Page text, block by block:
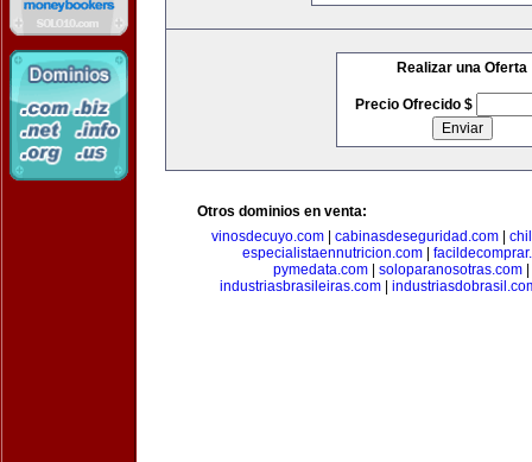
Realizar una Oferta
Precio Ofrecido $
Otros dominios en venta:
vinosdecuyo.com| cabinasdeseguridad.com|
especialistaennutricion.com|
pymedata.com
soloparanosotras.com
industriasbrasileiras.com|